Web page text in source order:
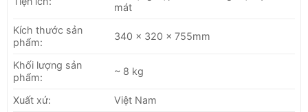
mát
Kích thước sản
phẩm:
340 x 320 x 755mm
Khối lượng sản
phẩm:
~ 8 kg
Xuất xứ: Việt Nam